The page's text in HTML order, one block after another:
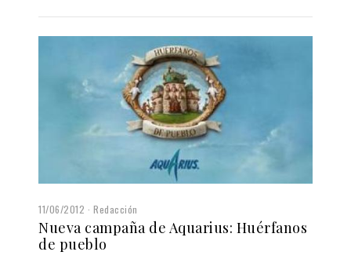
11/06/2012 Redacción
Nueva campaña de Aquarius: Huérfanos
de pueblo